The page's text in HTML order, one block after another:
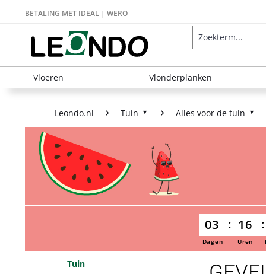
BETALING MET IDEAL | WERO
Vloeren Vlonderplanken
Leondo.nl Tuin Alles voor de tuin
03 16
Dagen Uren
Tuin